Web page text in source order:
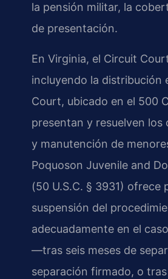
la pensión militar, la
de presentación.
En Virginia, el Circuit
incluyendo la distribución
Court, ubicado en el 500
presentan y resuelven
y manutención de
Poquoson Juvenile and
(50 U.S.C. § 3931)
suspensión del
adecuadamente en el
—tras seis meses de
separación firmado, o